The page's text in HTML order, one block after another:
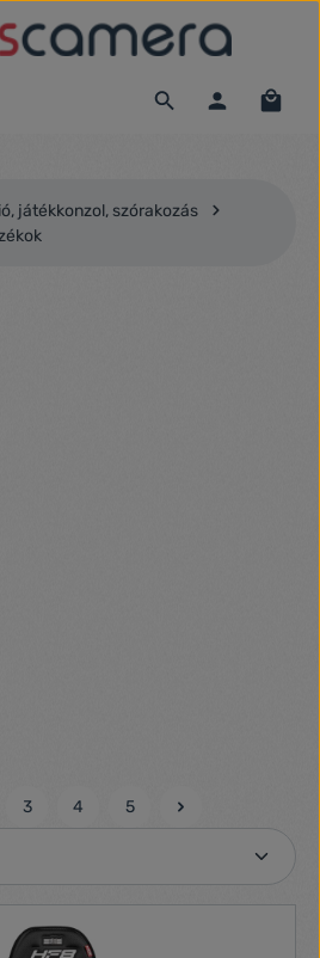
játékkonzol, szórakozás
Oldal
3
Oldal
4
Oldal
5